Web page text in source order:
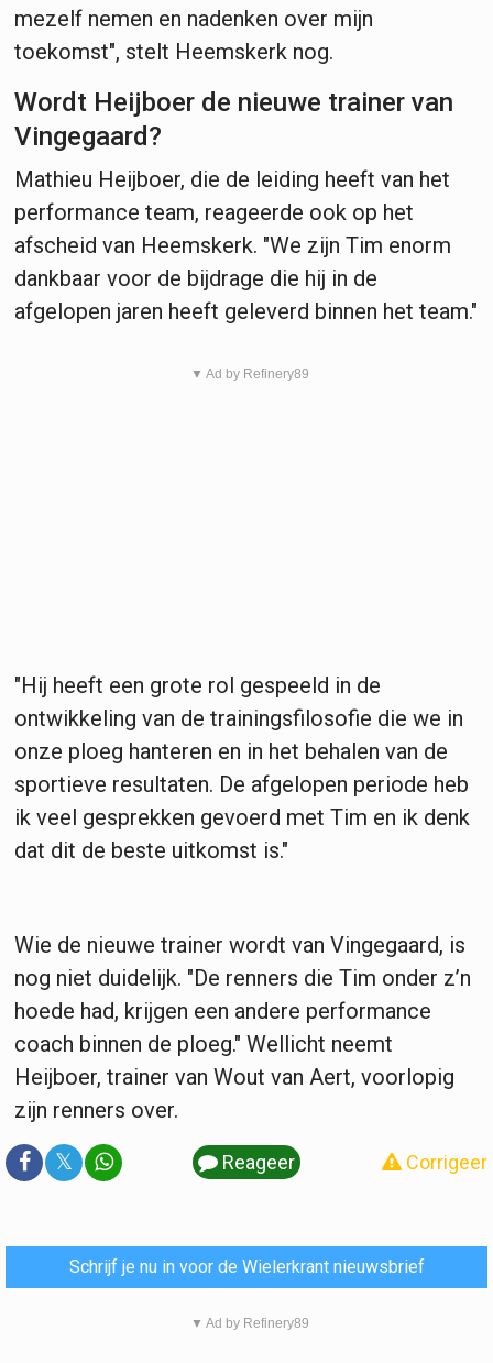
mezelf nemen en nadenken over mijn
toekomst", stelt Heemskerk nog.
Wordt Heijboer de nieuwe trainer van
Vingegaard?
Mathieu Heijboer, die de leiding heeft van het
performance team, reageerde ook op het
afscheid van Heemskerk. "We zijn Tim enorm
dankbaar voor de bijdrage die hij in de
afgelopen jaren heeft geleverd binnen het team."
▼ Ad by Refinery89
"Hij heeft een grote rol gespeeld in de
ontwikkeling van de trainingsfilosofie die we in
onze ploeg hanteren en in het behalen van de
sportieve resultaten. De afgelopen periode heb
ik veel gesprekken gevoerd met Tim en ik denk
dat dit de beste uitkomst is."
Wie de nieuwe trainer wordt van Vingegaard, is
nog niet duidelijk. "De renners die Tim onder z’n
hoede had, krijgen een andere performance
coach binnen de ploeg." Wellicht neemt
Heijboer, trainer van Wout van Aert, voorlopig
zijn renners over.
𝕏 Reageer Corrigeer
Schrijf je nu in voor de Wielerkrant nieuwsbrief
▼ Ad by Refinery89